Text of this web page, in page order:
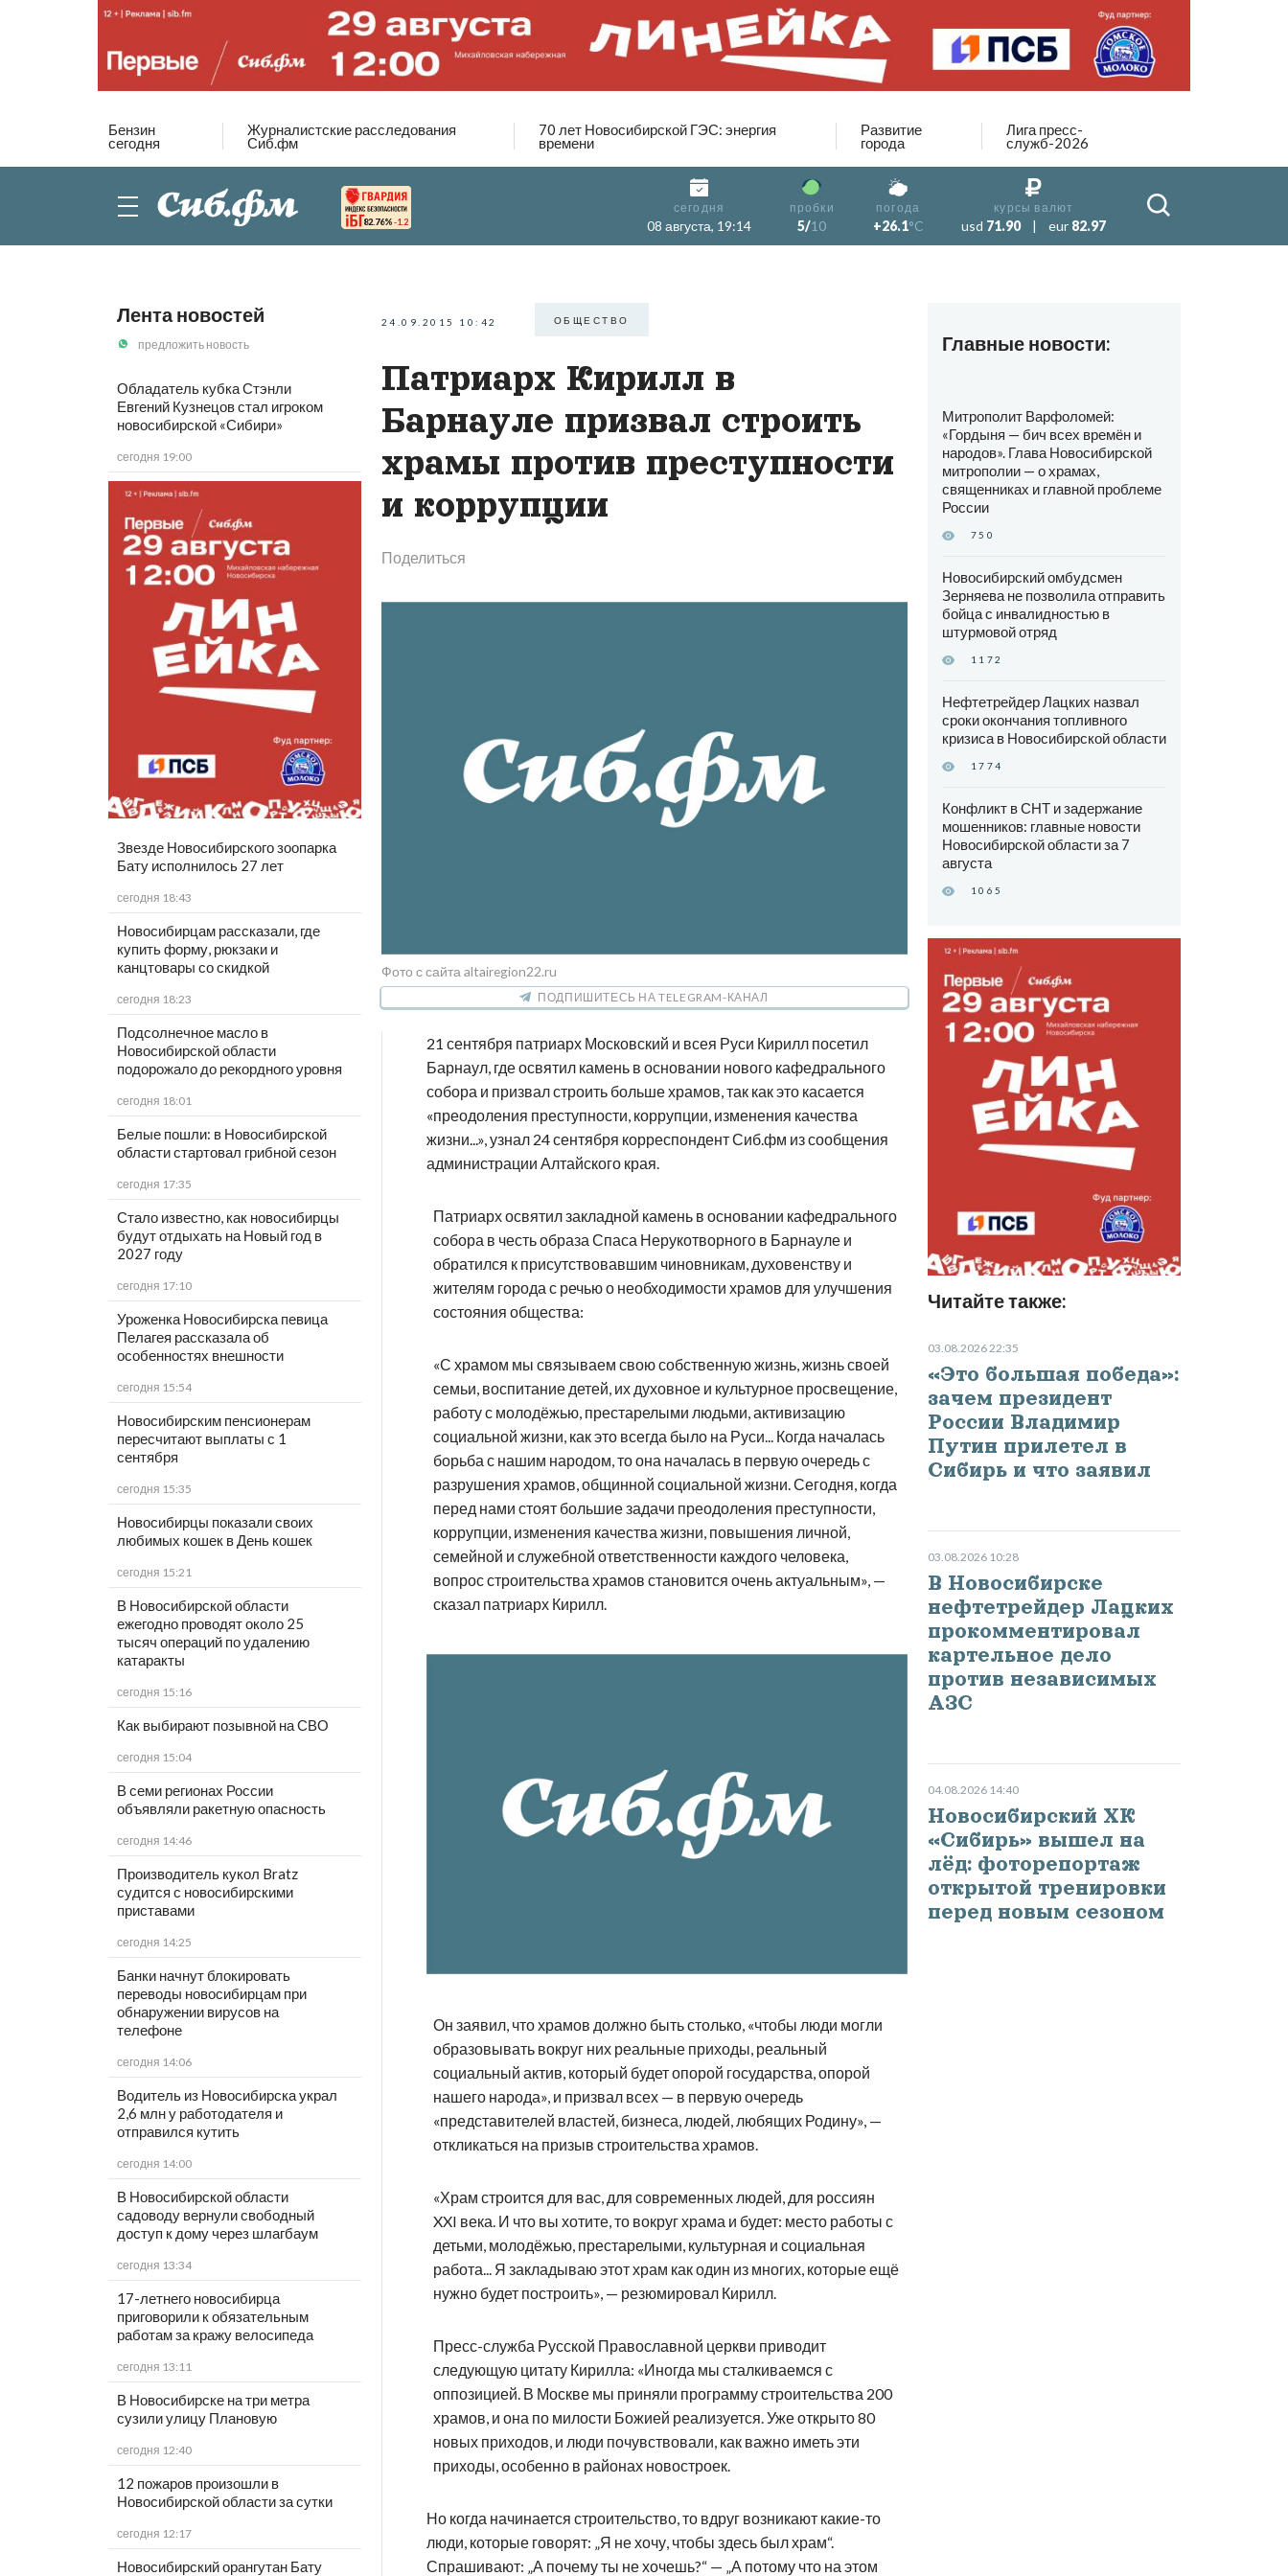
Бензин
сегодня
Журналистские расследования
Сиб.фм
70 лет Новосибирской ГЭС: энергия
времени
Развитие
города
Лига пресс-
служб-2026
82.76% -1.2
сегодня
08 августа, 19:14
пробки
5/10
погода
+26.1°C
курсы валют
usd 71.90 | eur 82.97
Лента новостей
предложить новость
Обладатель кубка Стэнли
Евгений Кузнецов стал игроком
новосибирской «Сибири»
сегодня 19:00
Звезде Новосибирского зоопарка
Бату исполнилось 27 лет
сегодня 18:43
Новосибирцам рассказали, где
купить форму, рюкзаки и
канцтовары со скидкой
сегодня 18:23
Подсолнечное масло в
Новосибирской области
подорожало до рекордного уровня
сегодня 18:01
Белые пошли: в Новосибирской
области стартовал грибной сезон
сегодня 17:35
Стало известно, как новосибирцы
будут отдыхать на Новый год в
2027 году
сегодня 17:10
Уроженка Новосибирска певица
Пелагея рассказала об
особенностях внешности
сегодня 15:54
Новосибирским пенсионерам
пересчитают выплаты с 1
сентября
сегодня 15:35
Новосибирцы показали своих
любимых кошек в День кошек
сегодня 15:21
В Новосибирской области
ежегодно проводят около 25
тысяч операций по удалению
катаракты
сегодня 15:16
Как выбирают позывной на СВО
сегодня 15:04
В семи регионах России
объявляли ракетную опасность
сегодня 14:46
Производитель кукол Bratz
судится с новосибирскими
приставами
сегодня 14:25
Банки начнут блокировать
переводы новосибирцам при
обнаружении вирусов на
телефоне
сегодня 14:06
Водитель из Новосибирска украл
2,6 млн у работодателя и
отправился кутить
сегодня 14:00
В Новосибирской области
садоводу вернули свободный
доступ к дому через шлагбаум
сегодня 13:34
17-летнего новосибирца
приговорили к обязательным
работам за кражу велосипеда
сегодня 13:11
В Новосибирске на три метра
сузили улицу Плановую
сегодня 12:40
12 пожаров произошли в
Новосибирской области за сутки
сегодня 12:17
Новосибирский орангутан Бату
24.09.2015 10:42 ОБЩЕСТВО
Патриарх Кирилл в
Барнауле призвал строить
храмы против преступности
и коррупции
Поделиться
Фото с сайта altairegion22.ru
ПОДПИШИТЕСЬ НА TELEGRAM-КАНАЛ
21 сентября патриарх Московский и всея Руси Кирилл посетил
Барнаул, где освятил камень в основании нового кафедрального
собора и призвал строить больше храмов, так как это касается
«преодоления преступности, коррупции, изменения качества
жизни...», узнал 24 сентября корреспондент Сиб.фм из сообщения
администрации Алтайского края.
Патриарх освятил закладной камень в основании кафедрального
собора в честь образа Спаса Нерукотворного в Барнауле и
обратился к присутствовавшим чиновникам, духовенству и
жителям города с речью о необходимости храмов для улучшения
состояния общества:
«С храмом мы связываем свою собственную жизнь, жизнь своей
семьи, воспитание детей, их духовное и культурное просвещение,
работу с молодёжью, престарелыми людьми, активизацию
социальной жизни, как это всегда было на Руси... Когда началась
борьба с нашим народом, то она началась в первую очередь с
разрушения храмов, общинной социальной жизни. Сегодня, когда
перед нами стоят большие задачи преодоления преступности,
коррупции, изменения качества жизни, повышения личной,
семейной и служебной ответственности каждого человека,
вопрос строительства храмов становится очень актуальным», —
сказал патриарх Кирилл.
Он заявил, что храмов должно быть столько, «чтобы люди могли
образовывать вокруг них реальные приходы, реальный
социальный актив, который будет опорой государства, опорой
нашего народа», и призвал всех — в первую очередь
«представителей властей, бизнеса, людей, любящих Родину», —
откликаться на призыв строительства храмов.
«Храм строится для вас, для современных людей, для россиян
XXI века. И что вы хотите, то вокруг храма и будет: место работы с
детьми, молодёжью, престарелыми, культурная и социальная
работа... Я закладываю этот храм как один из многих, которые ещё
нужно будет построить», — резюмировал Кирилл.
Пресс-служба Русской Православной церкви приводит
следующую цитату Кирилла: «Иногда мы сталкиваемся с
оппозицией. В Москве мы приняли программу строительства 200
храмов, и она по милости Божией реализуется. Уже открыто 80
новых приходов, и люди почувствовали, как важно иметь эти
приходы, особенно в районах новостроек.
Но когда начинается строительство, то вдруг возникают какие-то
люди, которые говорят: „Я не хочу, чтобы здесь был храм“.
Спрашивают: „А почему ты не хочешь?“ — „А потому что на этом
Главные новости:
Митрополит Варфоломей:
«Гордыня — бич всех времён и
народов». Глава Новосибирской
митрополии — о храмах,
священниках и главной проблеме
России
750
Новосибирский омбудсмен
Зерняева не позволила отправить
бойца с инвалидностью в
штурмовой отряд
1172
Нефтетрейдер Лацких назвал
сроки окончания топливного
кризиса в Новосибирской области
1774
Конфликт в СНТ и задержание
мошенников: главные новости
Новосибирской области за 7
августа
1065
Читайте также:
03.08.2026 22:35
«Это большая победа»:
зачем президент
России Владимир
Путин прилетел в
Сибирь и что заявил
03.08.2026 10:28
В Новосибирске
нефтетрейдер Лацких
прокомментировал
картельное дело
против независимых
АЗС
04.08.2026 14:40
Новосибирский ХК
«Сибирь» вышел на
лёд: фоторепортаж
открытой тренировки
перед новым сезоном